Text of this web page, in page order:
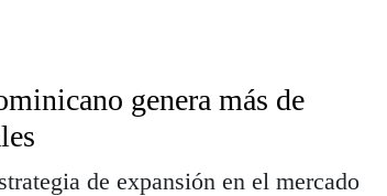
genera más de
de expansión en el mercado